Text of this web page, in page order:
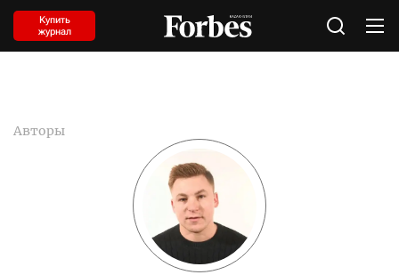
Купить
журнал
Авторы